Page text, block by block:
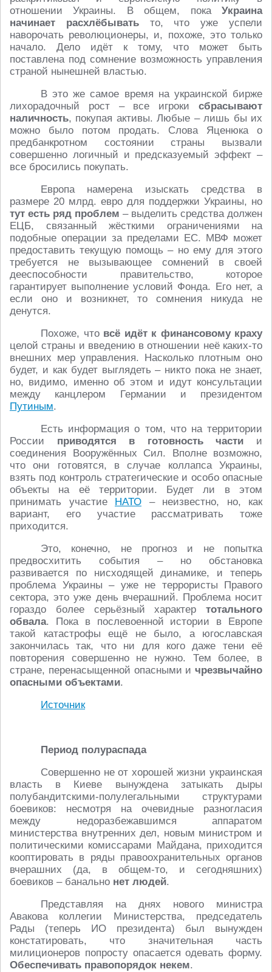
отношении Украины. В общем, пока Украина
начинает расхлёбыватьто, что уже успели
наворочать революционеры, и, похоже, это только
начало. Дело идёт к тому, что может быть
поставлена под сомнение возможность управления
страной нынешней властью.
В это же самое время на украинской бирже
лихорадочный рост – все игроки сбрасывают
наличность, покупая активы. Любые – лишь бы их
можно было потом продать. Слова Яценюка о
предбанкротном состоянии страны вызвали
совершенно логичный и предсказуемый эффект –
все бросились покупать.
Европа намерена изыскать средства в
размере 20 млрд. евро для поддержки Украины, но
тут есть ряд проблем – выделить средства должен
ЕЦБ, связанный жёсткими ограничениями на
подобные операции за пределами ЕС. МВФ может
предоставить текущую помощь – но ему для этого
требуется не вызывающее сомнений в своей
дееспособности правительство, которое
гарантирует выполнение условий Фонда. Его нет, а
если оно и возникнет, то сомнения никуда не
денутся.
Похоже, что всё идёт к финансовому краху
целой страны и введению в отношении неё каких-то
внешних мер управления. Насколько плотным оно
будет, и как будет выглядеть – никто пока не знает,
но, видимо, именно об этом и идут консультации
между канцлером Германии и президентом
Путиным.
Есть информация о том, что на территории
России приводятся в готовность части и
соединения Вооружённых Сил. Вполне возможно,
что они готовятся, в случае коллапса Украины,
взять под контроль стратегические и особо опасные
объекты на её территории. Будет ли в этом
принимать участие НАТО – неизвестно, но, как
вариант, его участие рассматривать тоже
приходится.
Это, конечно, не прогноз и не попытка
предвосхитить события – но обстановка
развивается по нисходящей динамике, и теперь
проблема Украины – уже не террористы Правого
сектора, это уже день вчерашний. Проблема носит
гораздо более серьёзный характер тотального
обвала. Пока в послевоенной истории в Европе
такой катастрофы ещё не было, а югославская
закончилась так, что ни для кого даже тени её
повторения совершенно не нужно. Тем более, в
стране, перенасыщенной опасными и чрезвычайно
опасными объектами.
Источник
Период полураспада
Совершенно не от хорошей жизни украинская
власть в Киеве вынуждена затыкать дыры
полубандитскими-полулегальными структурами
боевиков: несмотря на очевидные разногласия
между недоразбежавшимся аппаратом
министерства внутренних дел, новым министром и
политическими комиссарами Майдана, приходится
кооптировать в ряды правоохранительных органов
вчерашних (да, в общем-то, и сегодняшних)
боевиков – банально нет людей.
Представляя на днях нового министра
Авакова коллегии Министерства, председатель
Рады (теперь ИО президента) был вынужден
констатировать, что значительная часть
милиционеров попросту опасается одевать форму.
Обеспечивать правопорядок некем.